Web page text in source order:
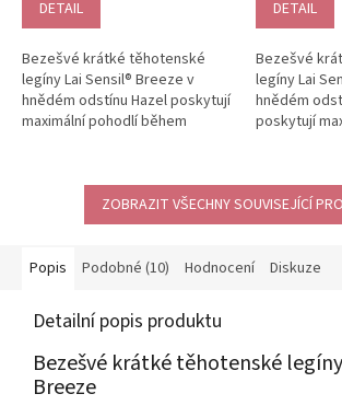
DETAIL
Bezešvé krátké těhotenské
legíny Lai Sensil® Breeze v
hnědém odstínu Hazel poskytují
maximální pohodlí během
DETAIL
Bezešvé
legíny Lai
hnědém
poskytují
ZOBRAZIT VŠECHNY SOUVISEJÍCÍ
Popis Podobné (10) Hodnocení Diskuze
Detailní popis produktu
Bezešvé krátké těhotenské
Breeze